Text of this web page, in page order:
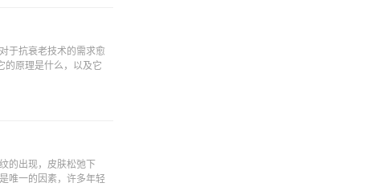
于抗衰老技术的需求愈
的原理是什么，以及它
的出现，皮肤松弛下
唯一的因素，许多年轻